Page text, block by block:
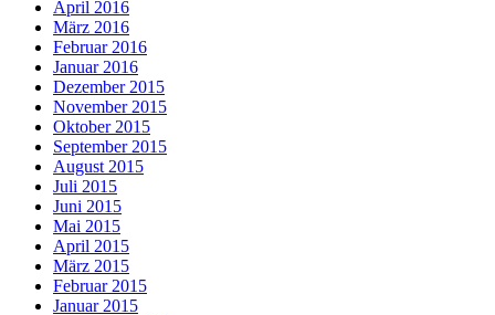
April 2016
März 2016
Februar 2016
Januar 2016
Dezember 2015
November 2015
Oktober 2015
September 2015
August 2015
Juli 2015
Juni 2015
Mai 2015
April 2015
März 2015
Februar 2015
Januar 2015